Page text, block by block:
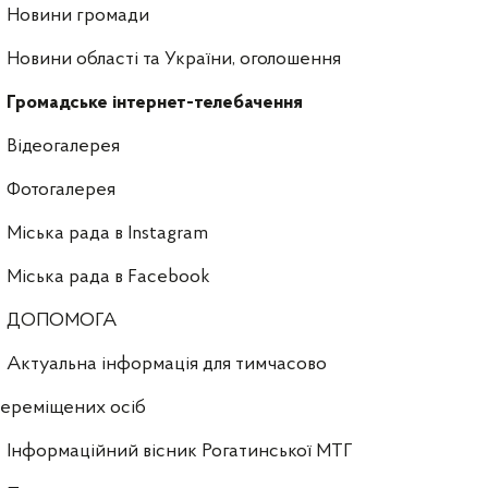
Новини громади
Новини області та України, оголошення
Громадське інтернет-телебачення
Відеогалерея
Фотогалерея
Міська рада в Instagram
Міська рада в Facebook
ДОПОМОГА
Актуальна інформація для тимчасово
осіб
Інформаційний вісник Рогатинської МТГ